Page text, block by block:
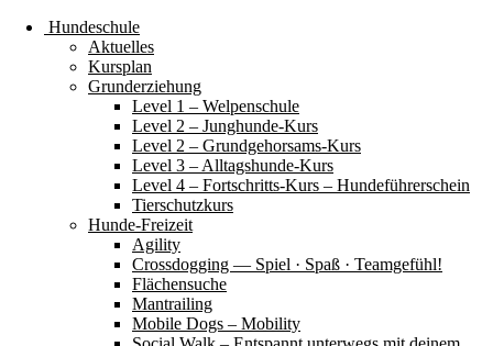
Hundeschule
Aktuelles
Kursplan
Grunderziehung
Level 1 – Welpenschule
Level 2 – Junghunde-Kurs
Level 2 – Grundgehorsams-Kurs
Level 3 – Alltagshunde-Kurs
Level 4 – Fortschritts-Kurs – Hundeführerschein
Tierschutzkurs
Hunde-Freizeit
Agility
Crossdogging — Spiel · Spaß · Teamgefühl!
Flächensuche
Mantrailing
Mobile Dogs – Mobility